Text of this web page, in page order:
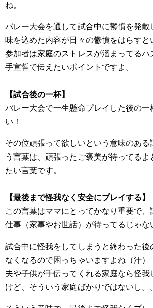
ね。
バレー大会を通して試合中に鬱憤を発散
味を込めた内容が日々の鬱憤をはらすと
参加者は家庭のストレスが溜まってるハ
手宣誓で伝えたいポイントですよ。
【試合後の一杯】
バレー大会で一生懸命プレイした後の一
い！
その位頑張って欲しいという意味のある
う言葉は、頑張ったご褒美が待ってるよ
たい言葉です。
【最後まで怪我なく安全にプレイする】
この言葉はママにとってかなり重要で
仕事（家事やお世話）が待ってるじゃな
試合中に怪我をしてしまうと終わった後
なくなるので困っちゃいますよね（汗）
夫や子供が手伝ってくれる家庭なら怪我
けど、そういう家庭ばかりではないし。